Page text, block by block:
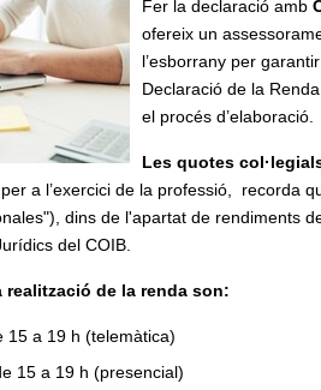
Fer la declaració amb
ofereix un
l’esborrany per
Declaració de la
el procés d’elaboració.
Les quotes
a l’exercici de la professió, recorda
dins de l'apartat de rendiments
del COIB.
de la renda son:
15 a 19 h (telemàtica)
15 a 19 h (presencial)